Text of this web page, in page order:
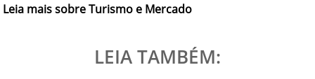
Leia mais sobre Turismo e Mercado
LEIA TAMBÉM: